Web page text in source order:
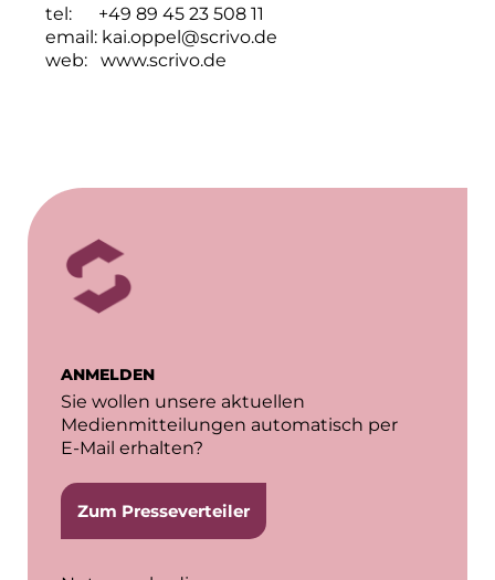
tel: +49 89 45 23 508 11
email: kai.oppel@scrivo.de
web: www.scrivo.de
ANMELDEN
Sie wollen unsere aktuellen
Medienmitteilungen automatisch per
E-Mail erhalten?
Zum Presseverteiler